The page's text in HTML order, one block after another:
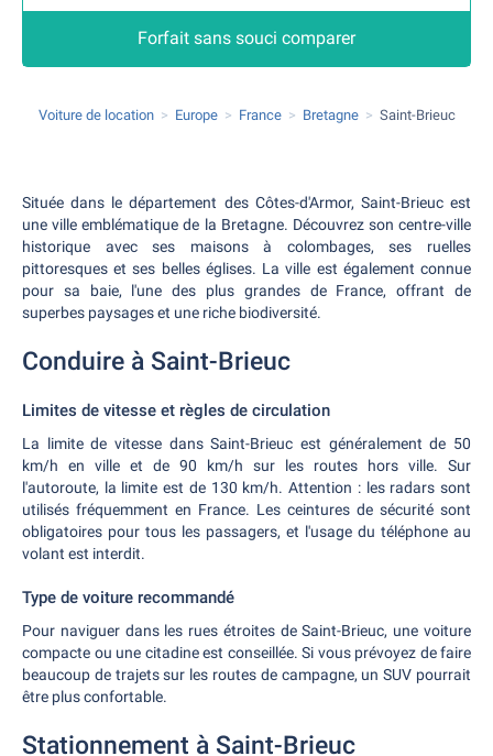
Forfait sans souci comparer
Voiture de location Europe France Bretagne Saint-Brieuc
Située dans le département des Côtes-d'Armor, Saint-Brieuc est
une ville emblématique de la Bretagne. Découvrez son centre-ville
historique avec ses maisons à colombages, ses ruelles
pittoresques et ses belles églises. La ville est également connue
pour sa baie, l'une des plus grandes de France, offrant de
superbes paysages et une riche biodiversité.
Conduire à Saint-Brieuc
Limites de vitesse et règles de circulation
La limite de vitesse dans Saint-Brieuc est généralement de 50
km/h en ville et de 90 km/h sur les routes hors ville. Sur
l'autoroute, la limite est de 130 km/h. Attention : les radars sont
utilisés fréquemment en France. Les ceintures de sécurité sont
obligatoires pour tous les passagers, et l'usage du téléphone au
volant est interdit.
Type de voiture recommandé
Pour naviguer dans les rues étroites de Saint-Brieuc, une voiture
compacte ou une citadine est conseillée. Si vous prévoyez de faire
beaucoup de trajets sur les routes de campagne, un SUV pourrait
être plus confortable.
Stationnement à Saint-Brieuc